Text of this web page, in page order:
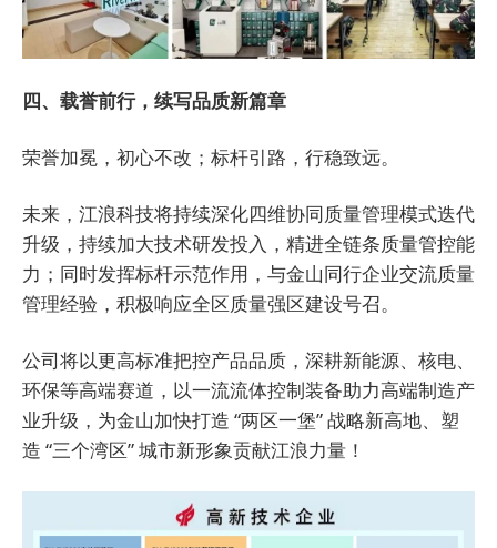
四、载誉前行，续写品质新篇章
荣誉加冕，初心不改；标杆引路，行稳致远。
未来，江浪科技将持续深化四维协同质量管理模式迭代
升级，持续加大技术研发投入，精进全链条质量管控能
力；同时发挥标杆示范作用，与金山同行企业交流质量
管理经验，积极响应全区质量强区建设号召。
公司将以更高标准把控产品品质，深耕新能源、核电、
环保等高端赛道，以一流流体控制装备助力高端制造产
业升级，为金山加快打造 “两区一堡” 战略新高地、塑
造 “三个湾区” 城市新形象贡献江浪力量！